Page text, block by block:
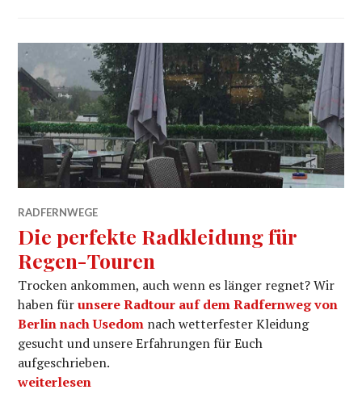
RADFERNWEGE
Die perfekte Radkleidung für
Regen-Touren
Trocken ankommen, auch wenn es länger regnet? Wir
haben fürunsere Radtour auf dem Radfernweg von
Berlin nach Usedom nach wetterfester Kleidung
gesucht und unsere Erfahrungen für Euch
aufgeschrieben.
„Die perfekte Radkleidung für Regen-Touren“
weiterlesen